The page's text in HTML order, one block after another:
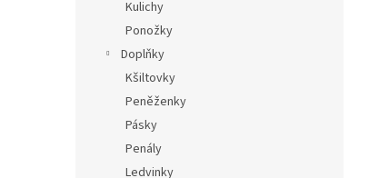
Kulichy
Ponožky
Doplňky
Kšiltovky
Peněženky
Pásky
Penály
Ledvinky